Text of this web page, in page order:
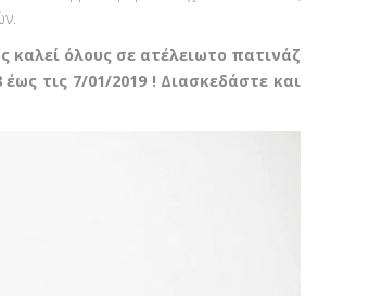
καλεί όλους σε ατέλειωτο πατινάζ
τις 7/01/2019 ! Διασκεδάστε και